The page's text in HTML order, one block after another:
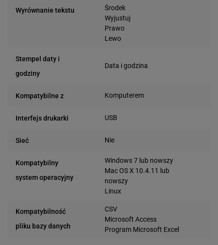
Wyrównanie tekstu
Środek
Wyjustuj
Prawo
Lewo
Stempel daty i
godziny
Data i godzina
Kompatybilne z Komputerem
Interfejs drukarki USB
Sieć Nie
Kompatybilny
system operacyjny
Windows 7 lub nowszy
Mac OS X 10.4.11 lub
nowszy
Linux
Kompatybilność
pliku bazy danych
CSV
Microsoft Access
Program Microsoft Excel